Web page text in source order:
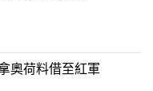
奧荷料借至紅軍